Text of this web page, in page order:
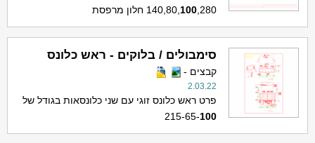
140,80, 100,280 חלון מרפסת
סימבולים / בלוקים - ראש כלונס
קבצים -
2.03.22
פרט ראש כלונס זוגי עם שני כלונסאות בגודל של
215-65-100